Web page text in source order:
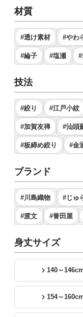
材質
#透け素材 #やわ
#綸子 #塩瀬
技法
#絞り #江戸小紋
#加賀友禅 #汕頭
#板締め絞り #金
ブランド
#川島織物 #じゅ
#渡文 #誉田屋
身丈サイズ
140～
154～